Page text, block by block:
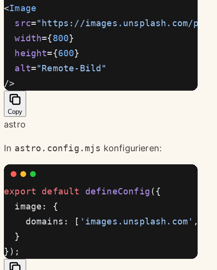
<Image
  src
="https://images.unsplash.com/
  width
={800}
  height
={600}
  alt
="Remote-Bild"
/>
Copy
astro
In astro.config.mjs konfigurieren:
export default defineConfig({
  image: {
    domains: [
'images.unsplash.com' ,
  }
});